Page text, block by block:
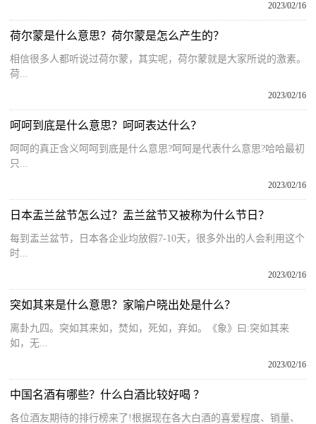
2023/02/16
荷尔蒙是什么意思？荷尔蒙是怎么产生的？
相信很多人都听说过荷尔蒙，其实呢，荷尔蒙就是大家所说的激素。
荷...
2023/02/16
呵呵到底是什么意思？呵呵表达什么？
呵呵的真正含义呵呵到底是什么意思?呵呵是代表什么意思?哈哈最初
只...
2023/02/16
日本盂兰盆节怎么过？盂兰盆节又被称为什么节日？
每到盂兰盆节，日本各企业均放假7-10天，很多外出的人会利用这个
时...
2023/02/16
突如其来是什么意思？家喻户晓出处是什么？
离卦九四。突如其来如，焚如，死如，弃如。《象》曰:突如其来
如，无...
2023/02/16
中国名酒有哪些？什么白酒比较好喝 ？
各位酒友期待的排行榜来了!根据现在各大白酒的喜爱程度、销量、